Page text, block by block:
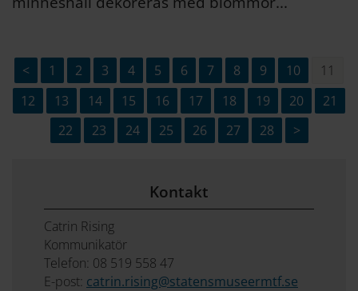
< 1 2 3 4 5 6 7 8 9 10
11
12
13 14 15 16 17 18 19 20
21
22
23 24 25 26 27 28 >
Kontakt
Catrin Rising
Kommunikatör
Telefon: 08 519 558 47
E-post: catrin.rising@statensmuseermtf.se